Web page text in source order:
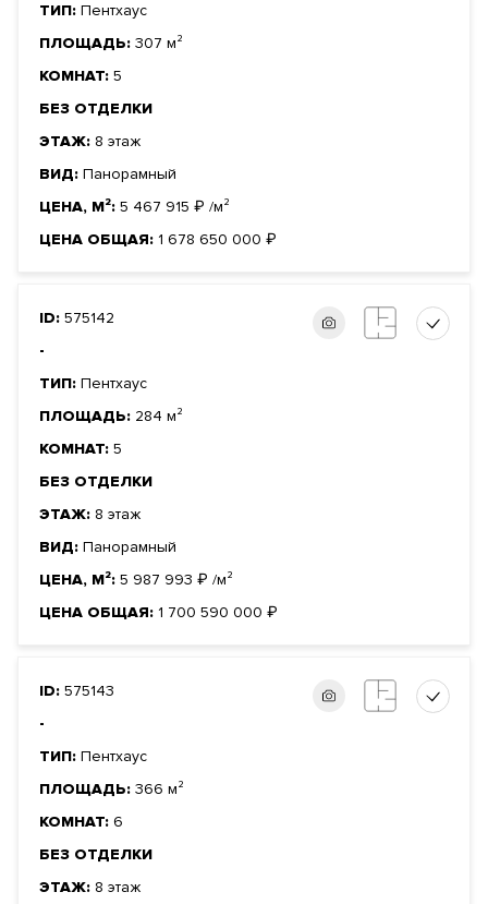
ТИП: Пентхаус
ПЛОЩАДЬ: 307 м²
КОМНАТ: 5
БЕЗ ОТДЕЛКИ
ЭТАЖ: 8 этаж
ВИД: Панорамный
ЦЕНА, М²: 5 467 915 ₽ /м²
ЦЕНА ОБЩАЯ: 1 678 650 000 ₽
ID: 575142
-
ТИП: Пентхаус
ПЛОЩАДЬ: 284 м²
КОМНАТ: 5
БЕЗ ОТДЕЛКИ
ЭТАЖ: 8 этаж
ВИД: Панорамный
ЦЕНА, М²: 5 987 993 ₽ /м²
ЦЕНА ОБЩАЯ: 1 700 590 000 ₽
ID: 575143
-
ТИП: Пентхаус
ПЛОЩАДЬ: 366 м²
КОМНАТ: 6
БЕЗ ОТДЕЛКИ
ЭТАЖ: 8 этаж